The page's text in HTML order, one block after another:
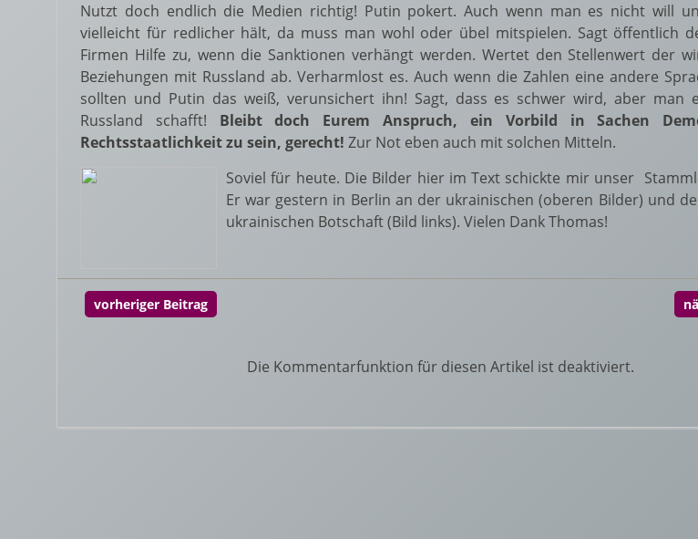
Nutzt doch endlich die Medien richtig! Putin pokert. Auch wenn man es nicht will
vielleicht für redlicher hält, da muss man wohl oder übel mitspielen. Sagt öffentlich
Firmen Hilfe zu, wenn die Sanktionen verhängt werden. Wertet den Stellenwert der
Beziehungen mit Russland ab. Verharmlost es. Auch wenn die Zahlen eine andere
sollten und Putin das weiß, verunsichert ihn! Sagt, dass es schwer wird, aber man
Russland schafft! Bleibt doch Eurem Anspruch, ein Vorbild in Sachen
Rechtsstaatlichkeit zu sein, gerecht! Zur Not eben auch mit solchen Mitteln.
Soviel für heute. Die Bilder hier im Text schickte mir unser
Er war gestern in Berlin an der ukrainischen (oberen Bilder) und
ukrainischen Botschaft (Bild links). Vielen Dank Thomas!
vorheriger Beitrag
Die Kommentarfunktion für diesen Artikel ist deaktiviert.